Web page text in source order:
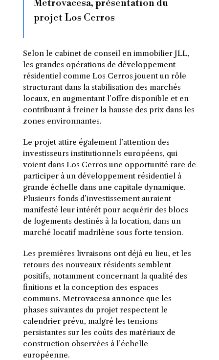
Metrovacesa, présentation du
projet Los Cerros
Selon le cabinet de conseil en immobilier JLL,
les grandes opérations de développement
résidentiel comme Los Cerros jouent un rôle
structurant dans la stabilisation des marchés
locaux, en augmentant l’offre disponible et en
contribuant à freiner la hausse des prix dans les
zones environnantes.
Le projet attire également l’attention des
investisseurs institutionnels européens, qui
voient dans Los Cerros une opportunité rare de
participer à un développement résidentiel à
grande échelle dans une capitale dynamique.
Plusieurs fonds d’investissement auraient
manifesté leur intérêt pour acquérir des blocs
de logements destinés à la location, dans un
marché locatif madrilène sous forte tension.
Les premières livraisons ont déjà eu lieu, et les
retours des nouveaux résidents semblent
positifs, notamment concernant la qualité des
finitions et la conception des espaces
communs. Metrovacesa annonce que les
phases suivantes du projet respectent le
calendrier prévu, malgré les tensions
persistantes sur les coûts des matériaux de
construction observées à l’échelle
européenne.